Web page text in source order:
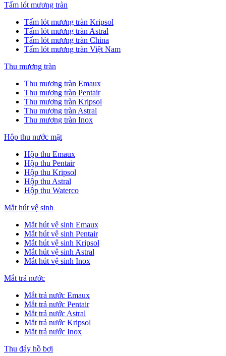
Tấm lót mương tràn
Tấm lót mương tràn Kripsol
Tấm lót mương tràn Astral
Tấm lót mương tràn China
Tấm lót mương tràn Việt Nam
Thu mương tràn
Thu mương tràn Emaux
Thu mương tràn Pentair
Thu mương tràn Kripsol
Thu mương tràn Astral
Thu mương tràn Inox
Hôp thu nước mặt
Hộp thu Emaux
Hộp thu Pentair
Hộp thu Kripsol
Hộp thu Astral
Hộp thu Waterco
Mắt hút vệ sinh
Mắt hút vệ sinh Emaux
Mắt hút vệ sinh Pentair
Mắt hút vệ sinh Kripsol
Mắt hút vệ sinh Astral
Mắt hút vệ sinh Inox
Mắt trả nước
Mắt trả nước Emaux
Mắt trả nước Pentair
Mắt trả nước Astral
Mắt trả nước Kripsol
Mắt trả nước Inox
Thu đáy hồ bơi